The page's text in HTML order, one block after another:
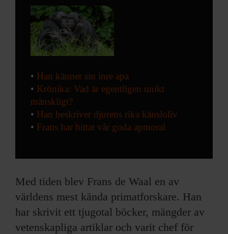
• Han känner sin inre apa
• Krönika: Vad är egentligen unikt
mänskligt?
• Han beskriver djurens rika känsloliv
• Frans har hittat vår goda apmoral
Med tiden blev Frans de Waal en av
världens mest kända primatforskare. Han
har skrivit ett tjugotal böcker, mängder av
vetenskapliga artiklar och varit chef för